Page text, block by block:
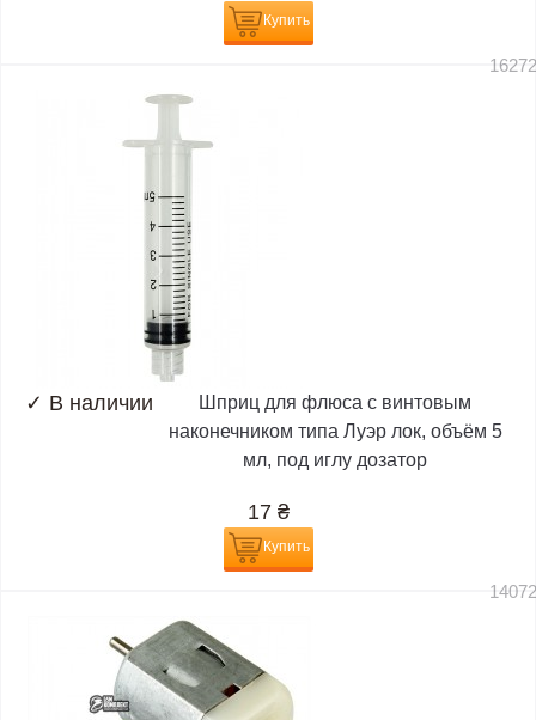
Купить
✓ В наличии
Шприц для флюса с винтовым
наконечником типа Луэр лок, объём 5
мл, под иглу дозатор
17 ₴
Купить